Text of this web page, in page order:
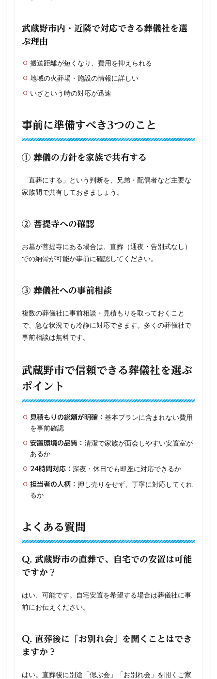
武蔵野市内・近隣で対応できる葬儀社を選
ぶ理由
搬送距離が短くなり、費用を抑えられる
地域の火葬場・施設の情報に詳しい
いざという時の対応が迅速
事前に準備すべき3つのこと
① 葬儀の方針を家族で共有する
「直葬にする」という判断を、兄弟・配偶者など主要な
家族間で共有しておきましょう。
② 菩提寺への確認
お墓が菩提寺にある場合は、直葬（通夜・告別式なし）
での納骨が可能か事前に確認してください。
③ 葬儀社への事前相談
複数の葬儀社に事前相談・見積もりを取っておくこと
で、急な状況でも冷静に対応できます。多くの葬儀社で
事前相談は無料です。
武蔵野市で信頼できる葬儀社を選ぶ
ポイント
見積もりの総額が明確： 基本プランに含まれない費用
を事前確認
安置環境の品質： 清潔で家族が面会しやすい安置室が
あるか
24時間対応： 深夜・休日でも即座に対応できるか
担当者の人柄： 押し売りをせず、丁寧に対応してくれ
るか
よくある質問
Q. 武蔵野市の直葬で、自宅での安置は可能
ですか？
はい、可能です。自宅安置を希望する場合は葬儀社に事
前にお伝えください。
Q. 直葬後に「お別れ会」を開くことはでき
ますか？
はい。直葬後に別途「偲ぶ会」「お別れ会」を開くご家